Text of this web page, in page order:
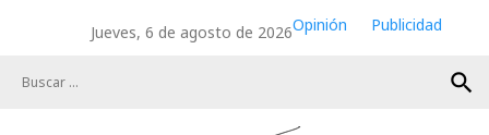
Jueves, 6 de agosto de 2026Opinión
Publicidad
search